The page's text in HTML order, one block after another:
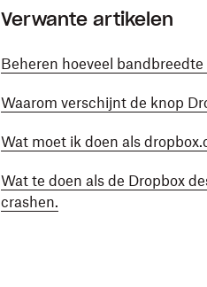
Verwante artikelen
Beheren hoeveel
Waarom verschijnt de knop
Wat moet ik doen als
Wat te doen als de Dropbox
crashen.